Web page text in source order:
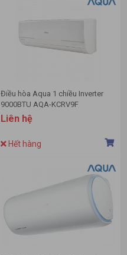
Điều hòa Aqua 1 chiều Inverter
9000BTU AQA-KCRV9F
Liên hệ
Hết hàng